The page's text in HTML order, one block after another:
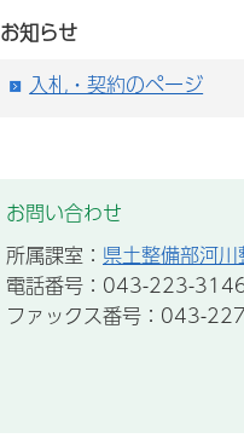
お知らせ
入札・契約のページ
お問い合わせ
所属課室： 県土整備部河
電話番号：043-223-
ファックス番号：043-